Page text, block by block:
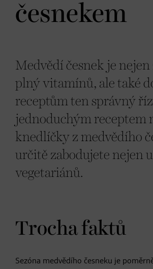
česnekem
Medvědí česnek je nejen
plný vitamínů, ale také
receptům ten správný
jednoduchým receptem
knedlíčky z medvědího
určitě zabodujete nejen u
vegetariánů.
Trocha faktů
Sezóna medvědího česneku je